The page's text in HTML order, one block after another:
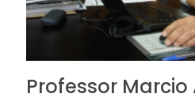
Professor